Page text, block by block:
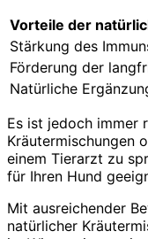
Vorteile der
Stärkung des
Förderung der
Natürliche
Es ist jedoch immer
Kräutermischungen
einem Tierarzt zu
für Ihren Hund
Mit ausreichender
natürlicher